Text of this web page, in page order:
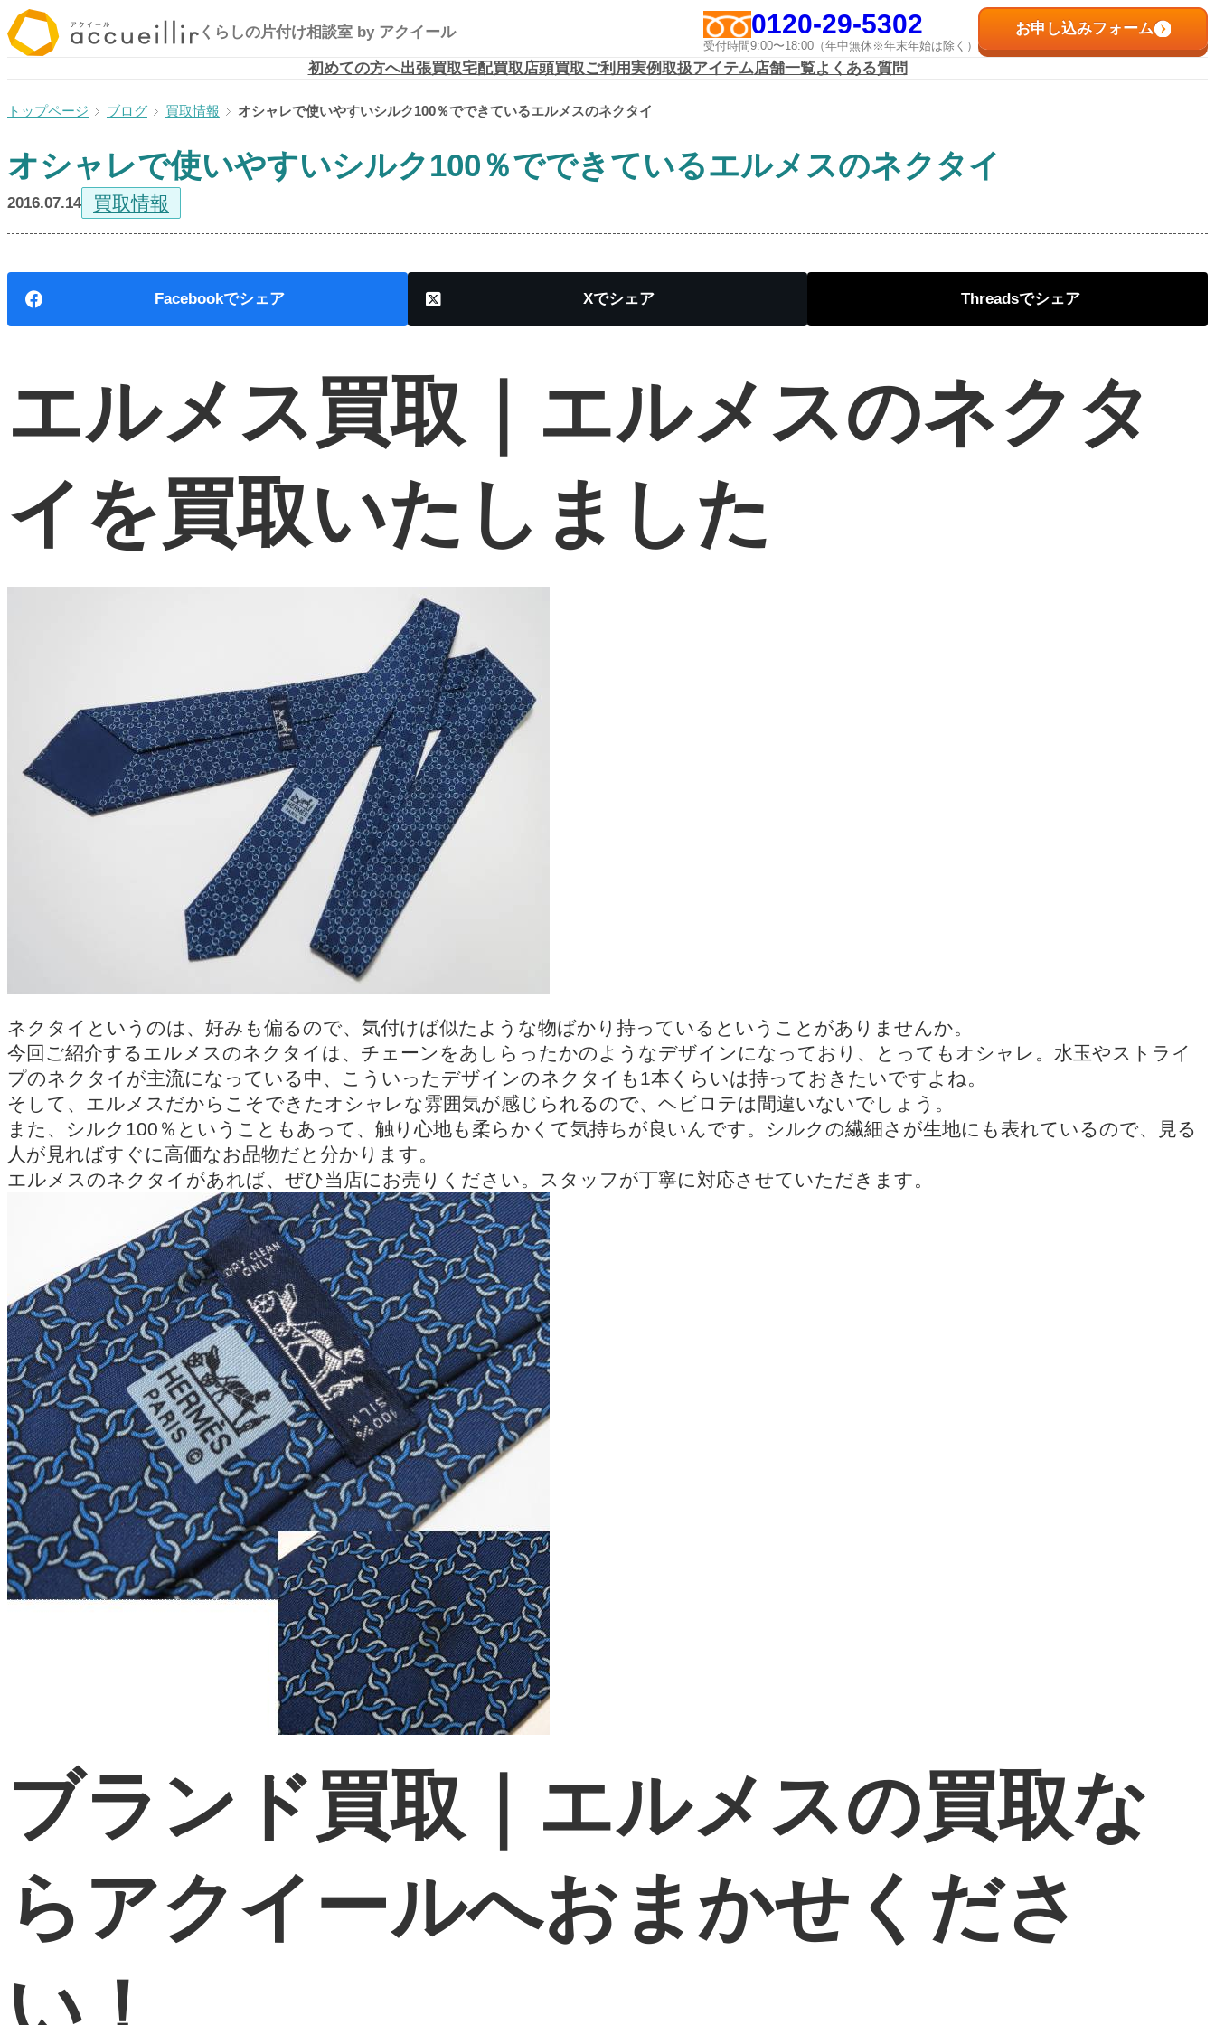
内
容
キ
プ
くらしの片付け相談室 by アクイール 0120-29-5302
受付時間9:00〜18:00（年中無休※年末年始は除く）
お申し込みフォーム
初めての方へ出張買取宅配買取店頭買取ご利用実例取扱アイテム店舗一覧よくある質問
ブログ 買取情報 オシャレで使いやすいシルク100％でできているエルメスのネクタイ
オシャレで使いやすいシルク100％でできているエルメスのネクタイ
2016.07.14 買取情報
Facebook X Threads
エルメス買取｜エルメスのネクタ
イを買取いたしました
ネクタイというのは、好みも偏るので、気付けば似たような物ばかり持っているということがありませんか。
今回ご紹介するエルメスのネクタイは、チェーンをあしらったかのようなデザインになっており、とってもオシャレ。水玉やストライ
プのネクタイが主流になっている中、こういったデザインのネクタイも1本くらいは持っておきたいですよね。
そして、エルメスだからこそできたオシャレな雰囲気が感じられるので、ヘビロテは間違いないでしょう。
また、シルク100％ということもあって、触り心地も柔らかくて気持ちが良いんです。シルクの繊細さが生地にも表れているので、見る
人が見ればすぐに高価なお品物だと分かります。
エルメスのネクタイがあれば、ぜひ当店にお売りください。スタッフが丁寧に対応させていただきます。
ブランド買取｜エルメスの買取な
らアクイールへおまかせくださ